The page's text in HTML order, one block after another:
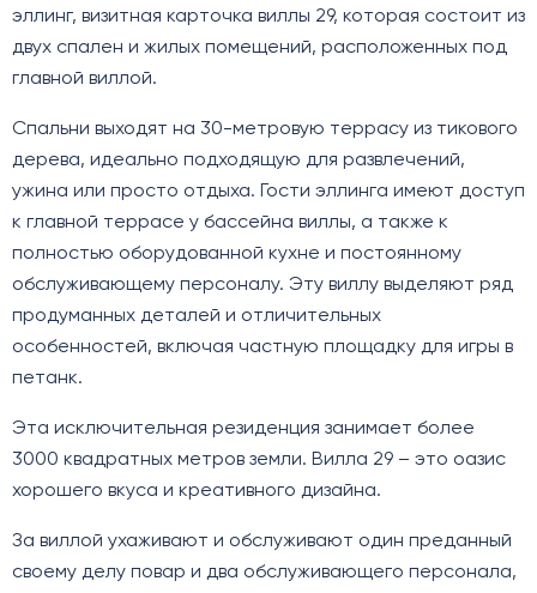
эллинг, визитная карточка виллы 29, которая состоит из
двух спален и жилых помещений, расположенных под
главной виллой.
Спальни выходят на 30-метровую террасу из тикового
дерева, идеально подходящую для развлечений,
ужина или просто отдыха. Гости эллинга имеют доступ
к главной террасе у бассейна виллы, а также к
полностью оборудованной кухне и постоянному
обслуживающему персоналу. Эту виллу выделяют ряд
продуманных деталей и отличительных
особенностей, включая частную площадку для игры в
петанк.
Эта исключительная резиденция занимает более
3000 квадратных метров земли. Вилла 29 – это оазис
хорошего вкуса и креативного дизайна.
За виллой ухаживают и обслуживают один преданный
своему делу повар и два обслуживающего персонала,